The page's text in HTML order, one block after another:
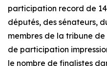
participation record de
députés, des sénateurs,
membres de la tribune
de participation
le nombre de finalistes